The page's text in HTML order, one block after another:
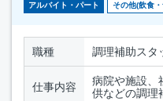
アルバイト・パート その他(飲食
職種 調理補助スタ
仕事内容
病院や施設、
供などの調理